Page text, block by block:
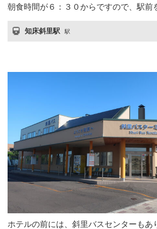
朝食時間が６：３０からですので、駅前
知床斜里駅 駅
ホテルの前には、斜里バスセンターもあ